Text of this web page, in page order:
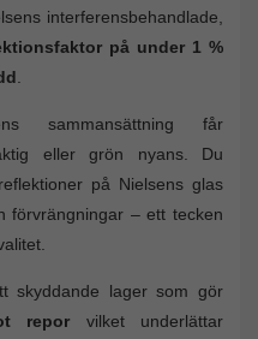
interferensbehandlade,
på under 1 %
sammansättning får
eller grön nyans. Du
på Nielsens glas
förvrängningar – ett tecken
skyddande lager som gör
repor vilket underlättar